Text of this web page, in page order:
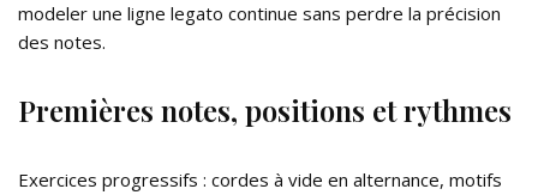
modeler une ligne legato continue sans perdre la précision
des notes.
Premières notes, positions et rythmes
Exercices progressifs : cordes à vide en alternance, motifs